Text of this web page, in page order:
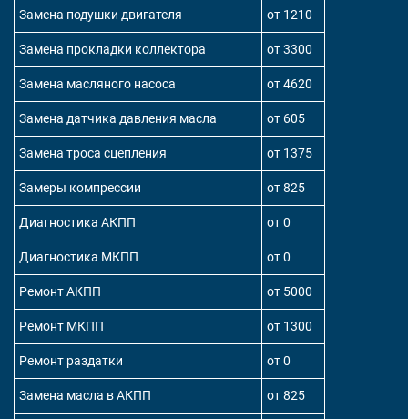
Замена подушки двигателя от 1210
Замена прокладки коллектора от 3300
Замена масляного насоса от 4620
Замена датчика давления масла от 605
Замена троса сцепления от 1375
Замеры компрессии от 825
Диагностика АКПП от 0
Диагностика МКПП от 0
Ремонт АКПП от 5000
Ремонт МКПП от 1300
Ремонт раздатки от 0
Замена масла в АКПП от 825